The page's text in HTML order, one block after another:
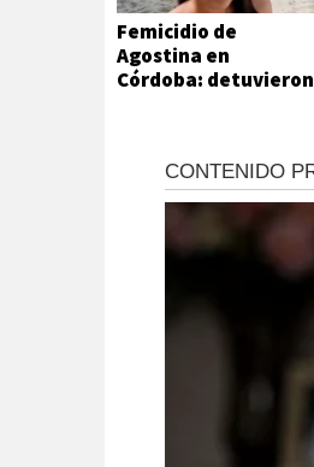
Femicidio de
Agostina en
Córdoba: detuvieron